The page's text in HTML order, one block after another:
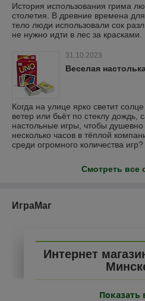
История использования грима
столетия. В древние времена
тело люди использовали сок
не нужно идти в лес за красками.
31.10.2023
Веселая
Когда на улице ярко светит
ветер или бьёт по стеклу дождь,
настольные игры, чтобы душевно
несколько часов в тёплой
среди огромного количества игр?
Смотреть все
ИграМаг
Интернет
Интернет магазин
Показать